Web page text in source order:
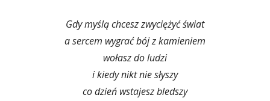
Gdy myślą chcesz zwyciężyć świat
a sercem wygrać bój z kamieniem
wołasz do ludzi
i kiedy nikt nie słyszy
co dzień wstajesz bledszy